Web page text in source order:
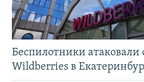
Беспилотники атаковали
Wildberries в